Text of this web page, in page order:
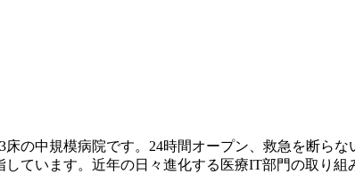
の中規模病院です。24時間オープン、救急を断ら
ています。近年の日々進化する医療IT部門の取り